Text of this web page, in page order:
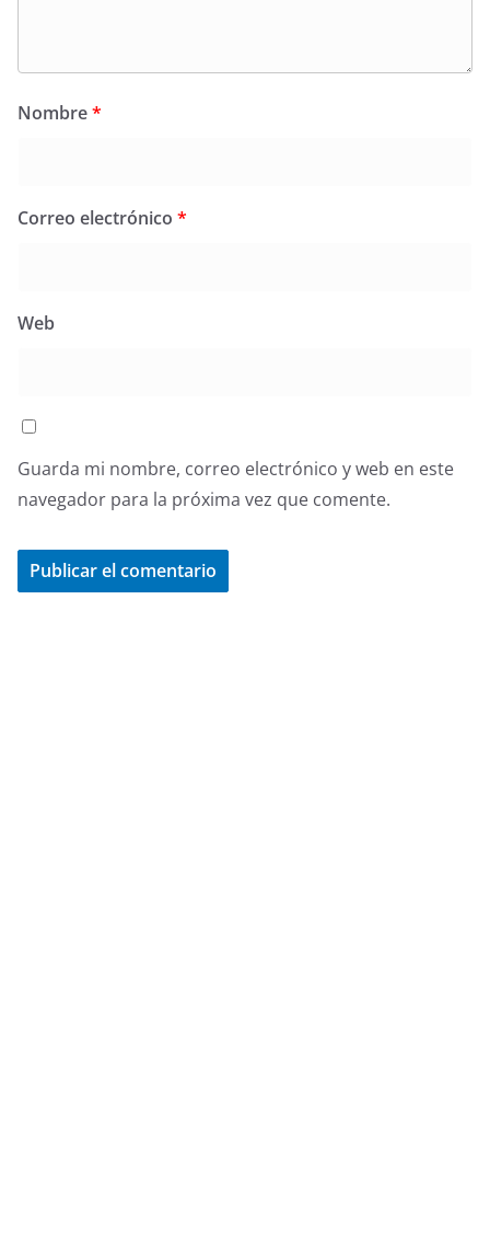
Nombre*
Correo electrónico *
Web
Guarda mi nombre, correo electrónico y web en este
navegador para la próxima vez que comente.